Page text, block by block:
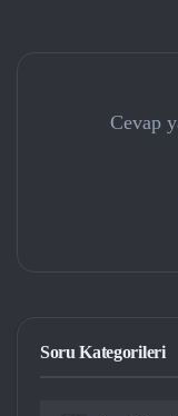
Cevap
Soru Kategorileri